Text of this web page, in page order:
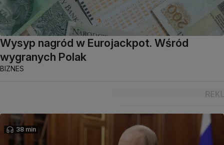
Wysyp nagród w Eurojackpot. Wśród
wygranych Polak
BIZNES
38 min